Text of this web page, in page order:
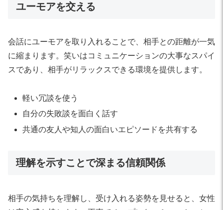
ユーモアを交える
会話にユーモアを取り入れることで、相手との距離が一気
に縮まります。笑いはコミュニケーションの大事なスパイ
スであり、相手がリラックスできる環境を提供します。
軽い冗談を使う
自分の失敗談を面白く話す
共通の友人や知人の面白いエピソードを共有する
理解を示すことで深まる信頼関係
相手の気持ちを理解し、受け入れる姿勢を見せると、女性